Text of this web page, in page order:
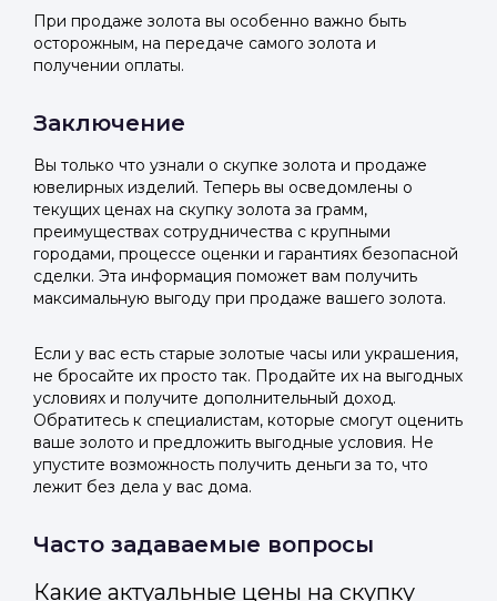
При продаже золота вы особенно важно быть
осторожным, на передаче самого золота и
получении оплаты.
Заключение
Вы только что узнали о скупке золота и продаже
ювелирных изделий. Теперь вы осведомлены о
текущих ценах на скупку золота за грамм,
преимуществах сотрудничества с крупными
городами, процессе оценки и гарантиях безопасной
сделки. Эта информация поможет вам получить
максимальную выгоду при продаже вашего золота.
Если у вас есть старые золотые часы или украшения,
не бросайте их просто так. Продайте их на выгодных
условиях и получите дополнительный доход.
Обратитесь к специалистам, которые смогут оценить
ваше золото и предложить выгодные условия. Не
упустите возможность получить деньги за то, что
лежит без дела у вас дома.
Часто задаваемые вопросы
Какие актуальные цены на скупку